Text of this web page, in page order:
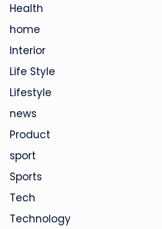
Health
home
Interior
Life Style
Lifestyle
news
Product
sport
Sports
Tech
Technology